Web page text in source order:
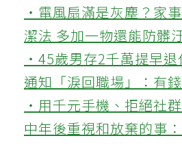
‧電風扇滿是灰塵？家
潔法 多加一物還能防髒
‧45歲男存2千萬提早退
通知「淚回職場」：有
‧用千元手機、拒絕社
中年後重視和放棄的事